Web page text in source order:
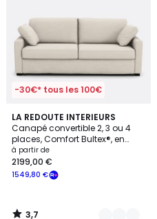
-30€* tous les 100€
LA REDOUTE INTERIEURS
Canapé convertible 2, 3 ou 4
places, Comfort Bultex®, en
polyester, TIMOR
à partir de
1549,80 €
2199,00 €
3,7
/ 5
3
Couleurs
3,7